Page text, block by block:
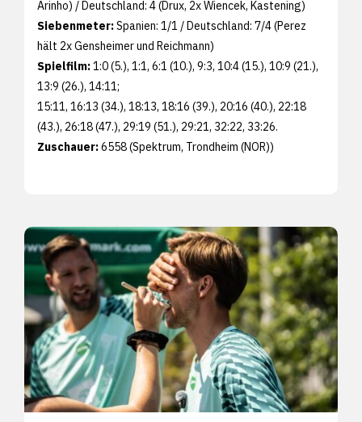
Arinho) / Deutschland: 4 (Drux, 2x Wiencek, Kastening)
Siebenmeter:Spanien: 1/1 / Deutschland: 7/4 (Perez
hält 2x Gensheimer und Reichmann)
Spielfilm:1:0 (5.), 1:1, 6:1 (10.), 9:3, 10:4 (15.), 10:9 (21.),
13:9 (26.), 14:11;
15:11, 16:13 (34.), 18:13, 18:16 (39.), 20:16 (40.), 22:18
(43.), 26:18 (47.), 29:19 (51.), 29:21, 32:22, 33:26.
Zuschauer:6558(Spektrum, Trondheim (NOR))